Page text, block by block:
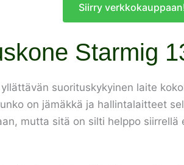
Siirry
Starmig
suorituskykyinen laite
on jämäkkä ja hallintalaitteet
mutta sitä on silti helppo